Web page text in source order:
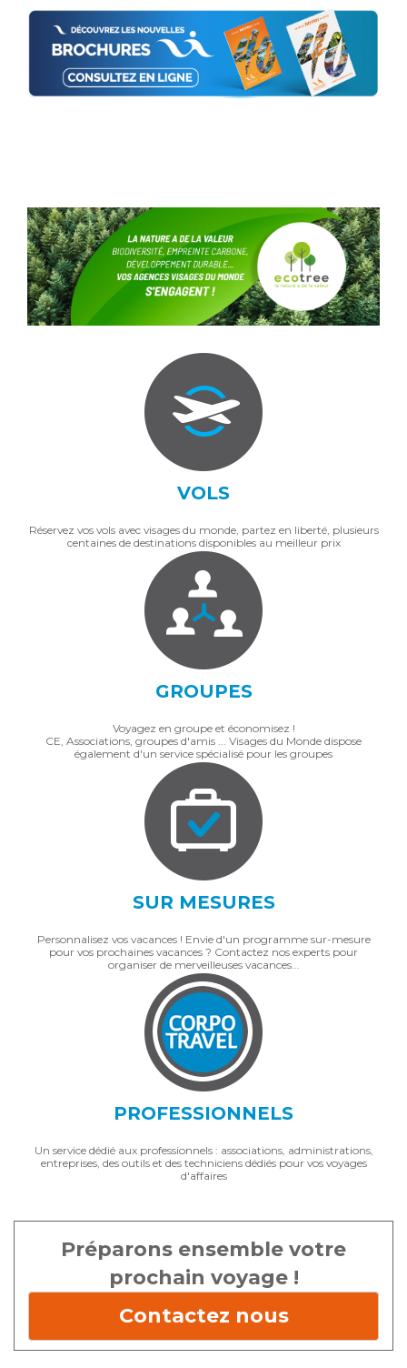
VOLS
Réservez vos vols avec visages du monde, partez en liberté, plusieurs
centaines de destinations disponibles au meilleur prix
GROUPES
Voyagez en groupe et économisez !
CE, Associations, groupes d'amis ... Visages du Monde dispose
également d'un service spécialisé pour les groupes
SUR MESURES
Personnalisez vos vacances ! Envie d'un programme sur-mesure
pour vos prochaines vacances ? Contactez nos experts pour
organiser de merveilleuses vacances...
PROFESSIONNELS
Un service dédié aux professionnels : associations, administrations,
entreprises, des outils et des techniciens dédiés pour vos voyages
d'affaires
Préparons ensemble votre
prochain voyage !
Contactez nous